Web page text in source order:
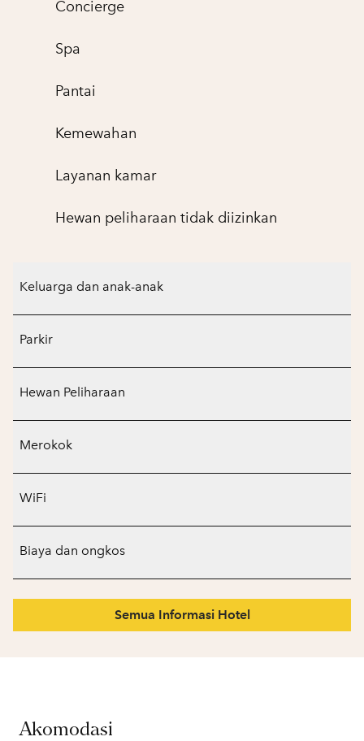
Concierge
Spa
Pantai
Kemewahan
Layanan kamar
Hewan peliharaan tidak diizinkan
Keluarga dan anak-anak
Parkir
Hewan Peliharaan
Merokok
WiFi
Biaya dan ongkos
Semua Informasi Hotel
Akomodasi